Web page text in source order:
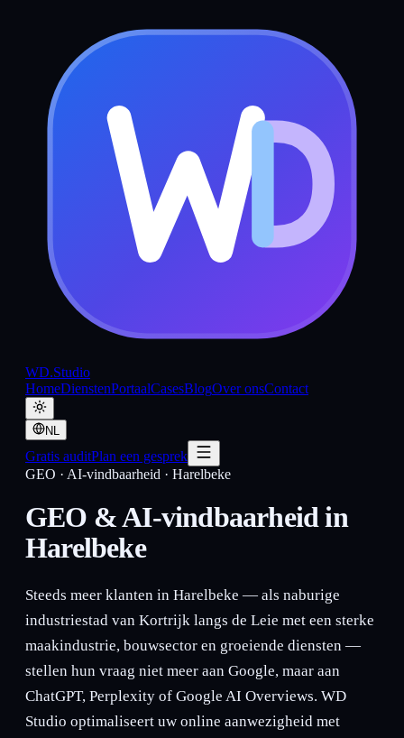
WD.Studio
HomeDienstenPortaalCasesBlogOver onsContact
NL
Gratis auditPlan een gesprek
GEO · AI-vindbaarheid · Harelbeke
GEO & AI-vindbaarheid in
Harelbeke
Steeds meer klanten in Harelbeke — als naburige
industriestad van Kortrijk langs de Leie met een sterke
maakindustrie, bouwsector en groeiende diensten —
stellen hun vraag niet meer aan Google, maar aan
ChatGPT, Perplexity of Google AI Overviews. WD
Studio optimaliseert uw online aanwezigheid met